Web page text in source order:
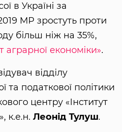
в Україні за
МР зростуть проти
більш ніж на 35%,
аграрної економіки».
відділу
та податкової політики
центру «Інститут
к.е.н. Леонід Тулуш.